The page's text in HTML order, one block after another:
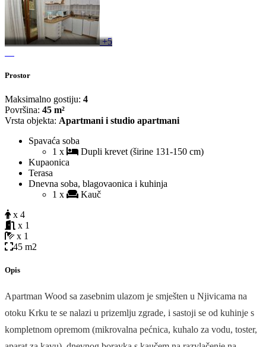
+5
Prostor
Maksimalno gostiju: 4
Površina: 45 m²
Vrsta objekta: Apartmani i studio apartmani
Spavaća soba
1 x
Dupli krevet (širine 131-150 cm)
Kupaonica
Terasa
Dnevna soba, blagovaonica i kuhinja
1 x
Kauč
x 4
x 1
x 1
45 m2
Opis
Apartman Wood sa zasebnim ulazom je smješten u Njivicama na
otoku Krku te se nalazi u prizemlju zgrade, i sastoji se od kuhinje s
kompletnom opremom (mikrovalna pećnica, kuhalo za vodu, toster,